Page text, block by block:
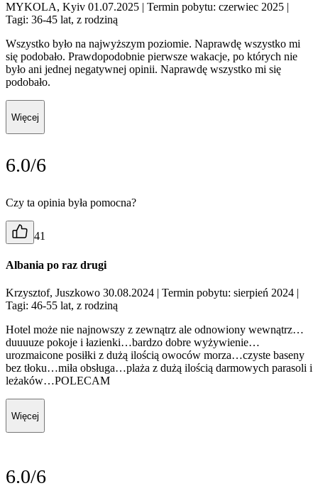
MYKOLA, Kyiv 01.07.2025 | Termin pobytu: czerwiec 2025 |
Tagi: 36-45 lat, z rodziną
Wszystko było na najwyższym poziomie. Naprawdę wszystko mi
się podobało. Prawdopodobnie pierwsze wakacje, po których nie
było ani jednej negatywnej opinii. Naprawdę wszystko mi się
podobało.
Więcej
6.0/6
Czy ta opinia była pomocna?
41
Albania po raz drugi
Krzysztof, Juszkowo 30.08.2024 | Termin pobytu: sierpień 2024 |
Tagi: 46-55 lat, z rodziną
Hotel może nie najnowszy z zewnątrz ale odnowiony wewnątrz…
duuuuze pokoje i łazienki…bardzo dobre wyżywienie…
urozmaicone posiłki z dużą ilością owoców morza…czyste baseny
bez tłoku…miła obsługa…plaża z dużą ilością darmowych parasoli i
leżaków…POLECAM
Więcej
6.0/6